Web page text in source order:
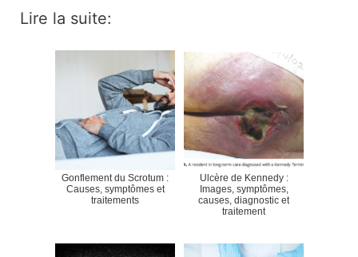
Lire la suite:
Gonflement du Scrotum :
Causes, symptômes et
traitements
Ulcère de Kennedy :
Images, symptômes,
causes, diagnostic et
traitement